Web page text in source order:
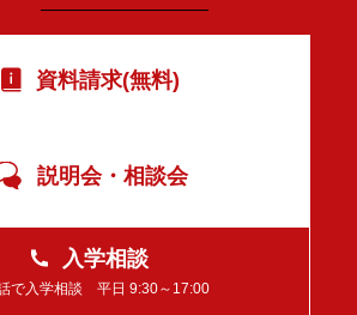
資料請求(無料)
説明会・相談会
入学相談
で入学相談 平日 9:30～17:00